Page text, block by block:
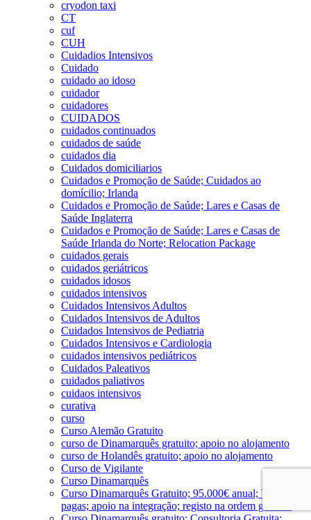
cryodon taxi
CT
cuf
CUH
Cuidadios Intensivos
Cuidado
cuidado ao idoso
cuidador
cuidadores
CUIDADOS
cuidados continuados
cuidados de saúde
cuidados dia
Cuidados domiciliarios
Cuidados e Promoção de Saúde; Cuidados ao
domícilio; Irlanda
Cuidados e Promoção de Saúde; Lares e Casas de
Saúde Inglaterra
Cuidados e Promoção de Saúde; Lares e Casas de
Saúde Irlanda do Norte; Relocation Package
cuidados gerais
cuidados geriátricos
cuidados idosos
cuidados intensivos
Cuidados Intensivos Adultos
Cuidados Intensivos de Adultos
Cuidados Intensivos de Pediatria
Cuidados Intensivos e Cardiologia
cuidados intensivos pediátricos
Cuidados Paleativos
cuidados paliativos
cuidaos intensivos
curativa
curso
Curso Alemão Gratuito
curso de Dinamarquês gratuito; apoio no alojamento
curso de Holandês gratuito; apoio no alojamento
Curso de Vigilante
Curso Dinamarquês
Curso Dinamarquês Gratuito; 95.000€ anual; Viagens
pagas; apoio na integração; registo na ordem gratuito